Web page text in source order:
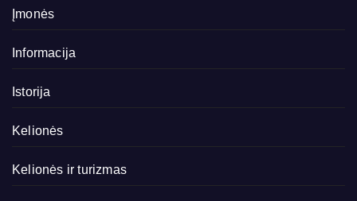
Įmonės
Informacija
Istorija
Kelionės
Kelionės ir turizmas